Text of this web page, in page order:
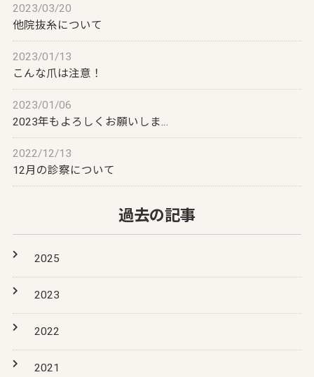
2023/03/20
他院抜糸について
2023/01/13
こんな爪は注意！
2023/01/06
2023年もよろしくお願いしま…
2022/12/13
12月の診察について
過去の記事
2025
2023
2022
2021